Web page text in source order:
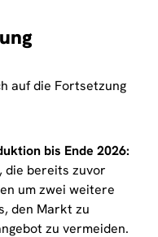
auf die Fortsetzung
bis Ende 2026:
die bereits zuvor
um zwei weitere
den Markt zu
zu vermeiden.